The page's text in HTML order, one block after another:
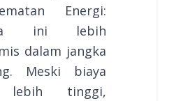
Energi:
ini lebih
dalam jangka
Meski biaya
lebih tinggi,